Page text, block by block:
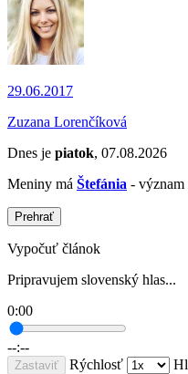
29.06.2017
Zuzana Lorenčíková
Dnes je piatok, 07.08.2026
Meniny má Štefánia - význam
Prehrať
Vypočuť článok
Pripravujem slovenský hlas...
0:00
--:--
Zastaviť Rýchlosť